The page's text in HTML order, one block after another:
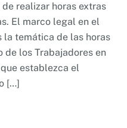
realizar horas extras
El marco legal en el
la temática de las horas
de los Trabajadores en
establezca el
[…]